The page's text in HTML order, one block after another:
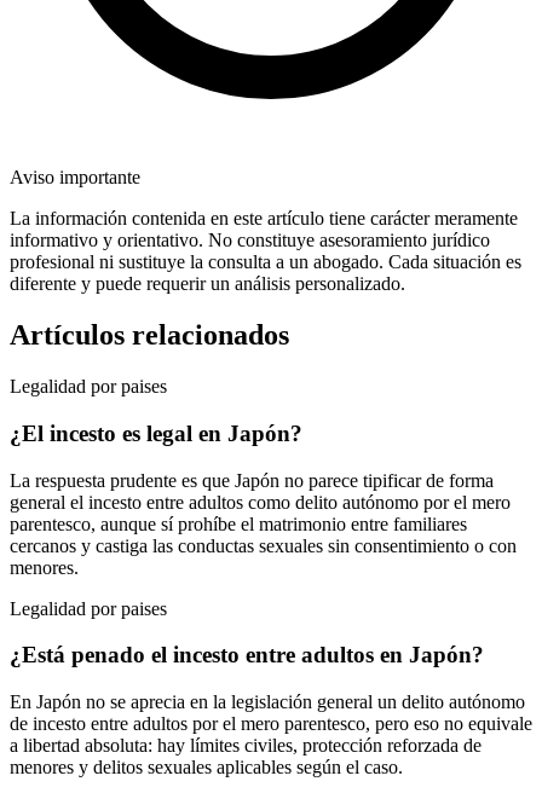
Aviso importante
La información contenida en este artículo tiene carácter meramente
informativo y orientativo. No constituye asesoramiento jurídico
profesional ni sustituye la consulta a un abogado. Cada situación es
diferente y puede requerir un análisis personalizado.
Artículos relacionados
Legalidad por paises
¿El incesto es legal en Japón?
La respuesta prudente es que Japón no parece tipificar de forma
general el incesto entre adultos como delito autónomo por el mero
parentesco, aunque sí prohíbe el matrimonio entre familiares
cercanos y castiga las conductas sexuales sin consentimiento o con
menores.
Legalidad por paises
¿Está penado el incesto entre adultos en Japón?
En Japón no se aprecia en la legislación general un delito autónomo
de incesto entre adultos por el mero parentesco, pero eso no equivale
a libertad absoluta: hay límites civiles, protección reforzada de
menores y delitos sexuales aplicables según el caso.